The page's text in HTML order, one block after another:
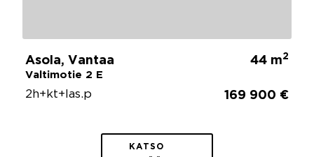
Asola, Vantaa
Valtimotie 2 E
44 m2
2h+kt+las.p 169 900 €
KATSO